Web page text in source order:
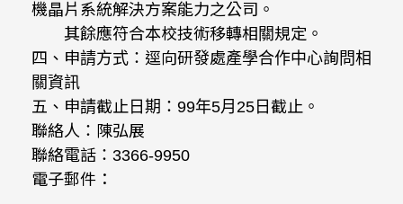
機晶片系統解決方案能力之公司。
其餘應符合本校技術移轉相關規定。
四、申請方式：逕向研發處產學合作中心詢問相
關資訊
五、申請截止日期：99年5月25日截止。
聯絡人：陳弘展
聯絡電話：3366-9950
電子郵件：